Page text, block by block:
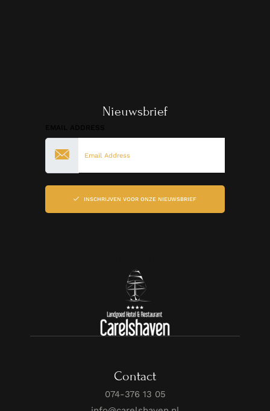
Nieuwsbrief
INSCHRIJVEN VOOR ONZE NIEUWSBRIEF
Contact
074-376 13 05